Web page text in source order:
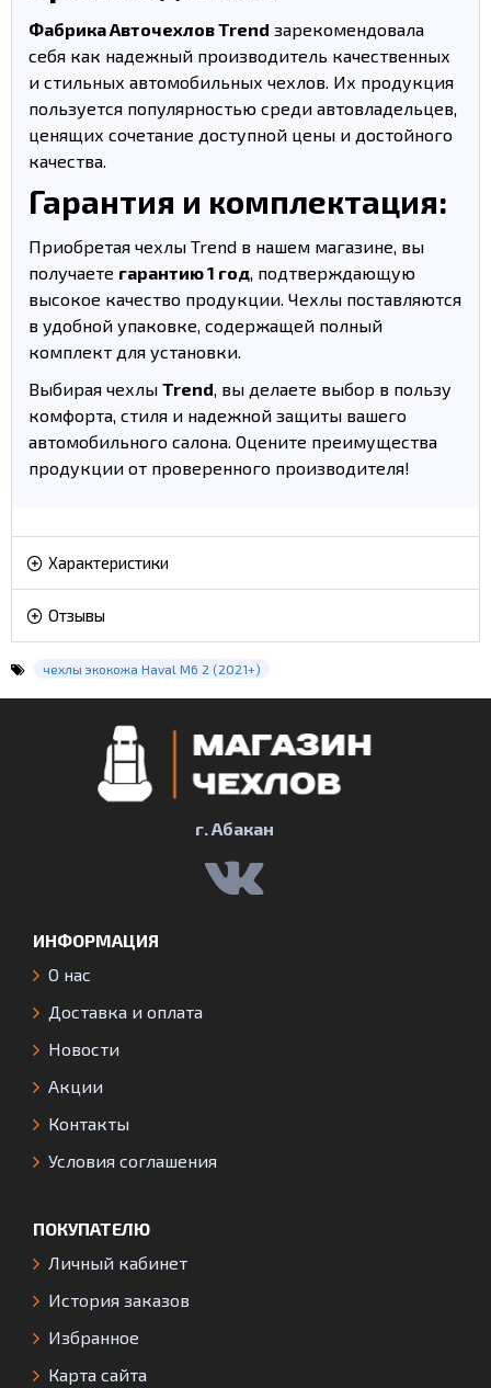
Фабрика Авточехлов Trend зарекомендовала
себя как надежный производитель качественных
и стильных автомобильных чехлов. Их продукция
пользуется популярностью среди автовладельцев,
ценящих сочетание доступной цены и достойного
качества.
Гарантия и комплектация:
Приобретая чехлы Trend в нашем магазине, вы
получаете гарантию 1 год, подтверждающую
высокое качество продукции. Чехлы поставляются
в удобной упаковке, содержащей полный
комплект для установки.
Выбирая чехлы Trend, вы делаете выбор в пользу
комфорта, стиля и надежной защиты вашего
автомобильного салона. Оцените преимущества
продукции от проверенного производителя!
Характеристики
Отзывы
чехлы экокожа Haval M6 2 (2021+)
г. Абакан
ИНФОРМАЦИЯ
О нас
Доставка и оплата
Новости
Акции
Контакты
Условия соглашения
ПОКУПАТЕЛЮ
Личный кабинет
История заказов
Избранное
Карта сайта